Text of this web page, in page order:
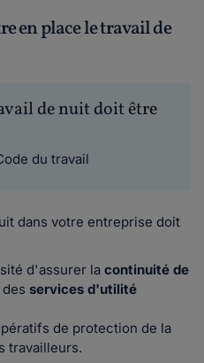
en place le travail de
de nuit doit être
du travail
dans votre entreprise doit
d'assurer la continuité de
services d'utilité
de protection de la
travailleurs.